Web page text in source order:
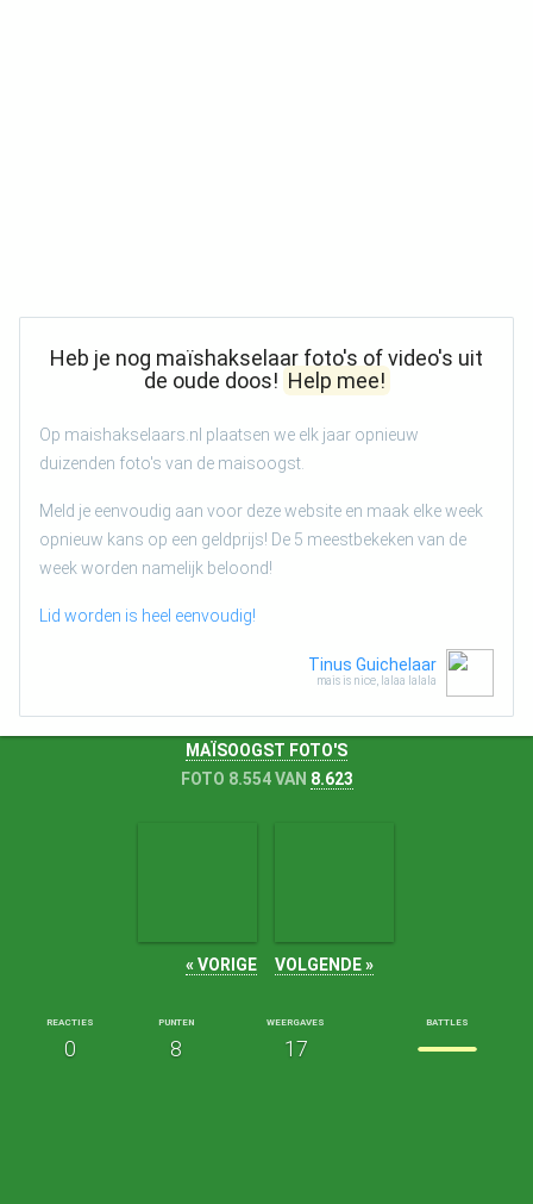
Heb je nog maïshakselaar foto's of video's uit
de oude doos! Help mee!
Op maishakselaars.nl plaatsen we elk jaar opnieuw
duizenden foto's van de maisoogst.
Meld je eenvoudig aan voor deze website en maak elke week
opnieuw kans op een geldprijs! De 5 meestbekeken van de
week worden namelijk beloond!
Lid worden is heel eenvoudig!
Tinus Guichelaar
mais is nice, lalaa lalala
MAÏSOOGST FOTO'S
FOTO 8.554 VAN 8.623
« VORIGE VOLGENDE »
REACTIES
0
PUNTEN
8
WEERGAVES
17
BATTLES